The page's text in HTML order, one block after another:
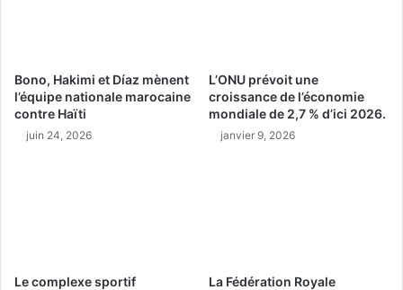
Bono, Hakimi et Díaz mènent
l’équipe nationale marocaine
contre Haïti
juin 24, 2026
L’ONU prévoit une
croissance de l’économie
mondiale de 2,7 % d’ici 2026.
janvier 9, 2026
Le complexe sportif
La Fédération Royale